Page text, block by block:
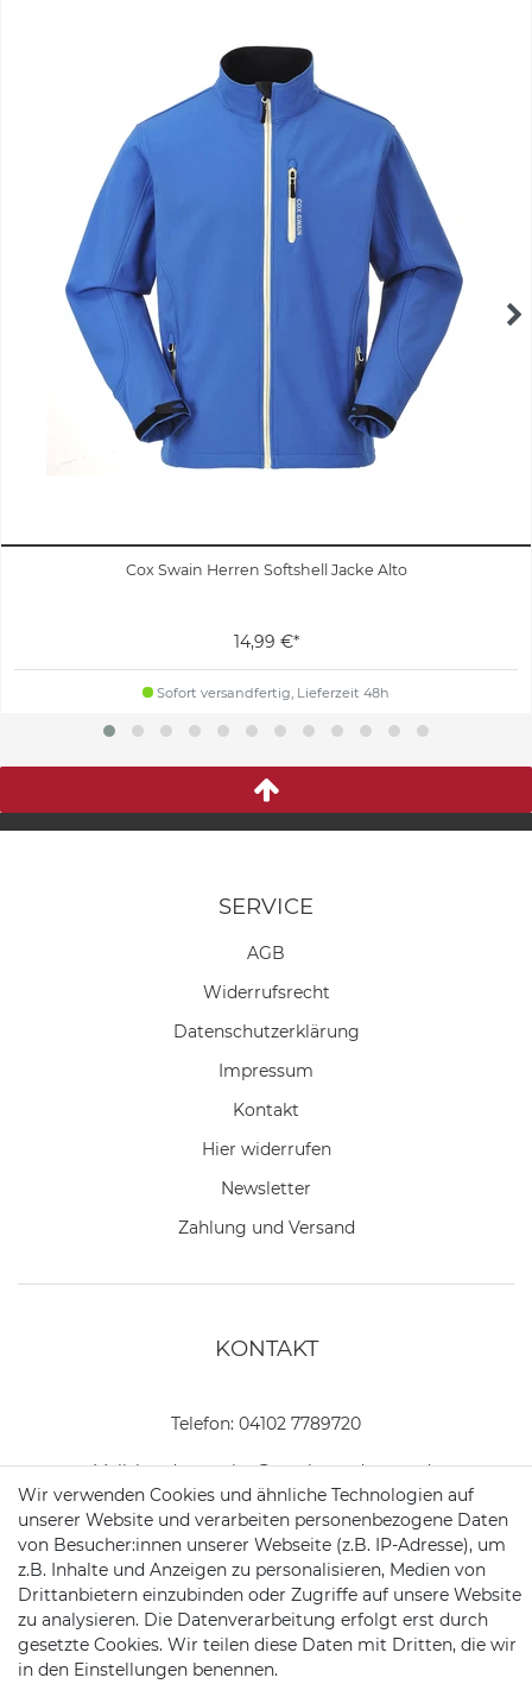
Cox Swain Herren Softshell Jacke Alto
14,99 €*
Sofort versandfertig, Lieferzeit 48h
SERVICE
AGB
Widerrufs­recht
Daten­schutz­erklärung
Impressum
Kontakt
Hier widerrufen
Newsletter
Zahlung und Versand
KONTAKT
Telefon: 04102 7789720
Mail:kundenservice@motionandsports.de
Jochim-Klindt-Str. 5
22926 Ahrensburg
Wir verwenden Cookies und ähnliche Technologien auf
unserer Website und verarbeiten personenbezogene Daten
von Besucher:innen unserer Webseite (z.B. IP-Adresse), um
z.B. Inhalte und Anzeigen zu personalisieren, Medien von
Drittanbietern einzubinden oder Zugriffe auf unsere Website
zu analysieren. Die Datenverarbeitung erfolgt erst durch
gesetzte Cookies. Wir teilen diese Daten mit Dritten, die wir
in den Einstellungen benennen.